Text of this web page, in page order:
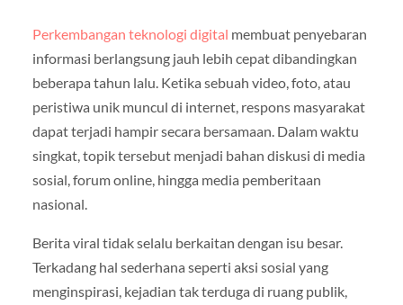
Perkembangan teknologi digital membuat penyebaran
informasi berlangsung jauh lebih cepat dibandingkan
beberapa tahun lalu. Ketika sebuah video, foto, atau
peristiwa unik muncul di internet, respons masyarakat
dapat terjadi hampir secara bersamaan. Dalam waktu
singkat, topik tersebut menjadi bahan diskusi di media
sosial, forum online, hingga media pemberitaan
nasional.
Berita viral tidak selalu berkaitan dengan isu besar.
Terkadang hal sederhana seperti aksi sosial yang
menginspirasi, kejadian tak terduga di ruang publik,